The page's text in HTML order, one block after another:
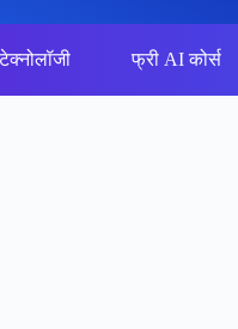
फ्री AI कोर्स